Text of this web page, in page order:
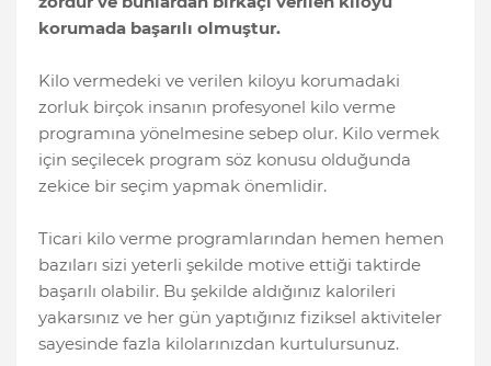
korumada başarılı olmuştur.
Kilo vermedeki ve verilen kiloyu korumadaki
zorluk birçok insanın profesyonel kilo verme
programına yönelmesine sebep olur. Kilo vermek
için seçilecek program söz konusu olduğunda
zekice bir seçim yapmak önemlidir.
Ticari kilo verme programlarından hemen hemen
bazıları sizi yeterli şekilde motive ettiği taktirde
başarılı olabilir. Bu şekilde aldığınız kalorileri
yakarsınız ve her gün yaptığınız fiziksel aktiviteler
sayesinde fazla kilolarınızdan kurtulursunuz.